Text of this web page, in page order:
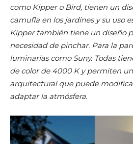
como Kipper o Bird, tienen un
camufla en los jardines y su uso
Kipper también tiene un diseño
necesidad de pinchar. Para la
luminarias como Suny. Todas
de color de 4000 K y permiten
arquitectural que puede
adaptar la atmósfera.